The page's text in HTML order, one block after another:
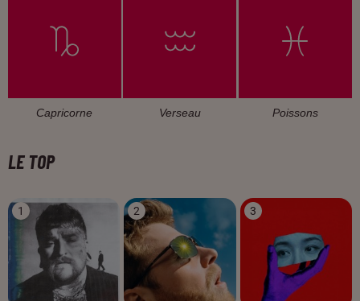
Capricorne Verseau Poissons
LE TOP
1 2 3